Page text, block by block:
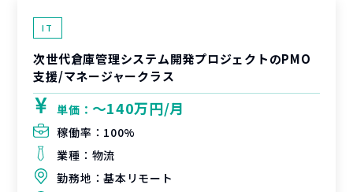
IT
次世代倉庫管理システム開発プロジェクトのPMO
支援/マネージャークラス
単価： 〜140万円/月
稼働率： 100%
業種： 物流
勤務地：基本リモート